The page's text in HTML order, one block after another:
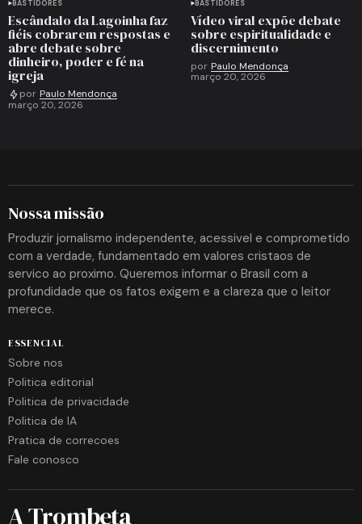
BASTIDORES
Escândalo da Lagoinha faz
fiéis cobrarem respostas e
abre debate sobre
dinheiro, poder e fé na
igreja
por Paulo Mendonça
março 20, 2026
BASTIDORES
Vídeo viral expõe debate
sobre espiritualidade e
discernimento
por Paulo Mendonça
março 20, 2026
Nossa missão
Produzir jornalismo independente, acessivel e comprometido
com a verdade, fundamentado em valores cristaos de
servico ao proximo. Queremos informar o Brasil com a
profundidade que os fatos exigem e a clareza que o leitor
merece.
ESSENCIAL
Sobre nos
Politica editorial
Politica de privacidade
Politica de IA
Pratica de correcoes
Fale conosco
A Trombeta